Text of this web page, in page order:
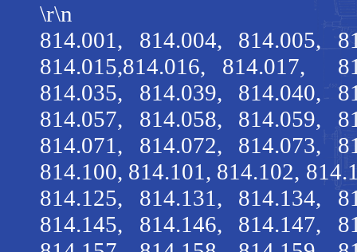
\r\n
814.001, 814.004, 814.005,
814.015,814.016, 814.017,
814.035, 814.039, 814.040,
814.057, 814.058, 814.059,
814.071, 814.072, 814.073,
814.100, 814.101, 814.102,
814.125, 814.131, 814.134,
814.145, 814.146, 814.147,